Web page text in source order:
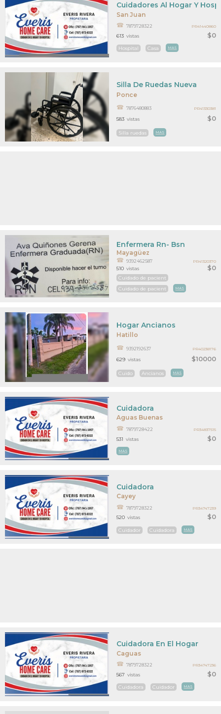
San Juan
$0
Cuidadores Al Hogar Y
7879728322
Hospital Casa MAS
613 vistas
PR41440860
Ponce
$0
Silla De Ruedas Nueva
7876480883
Silla ruedas MAS
583 vistas
PR41330381
Mayagüez
$0
Enfermera Rn- Bsn
9392462587
Cuidado de pacient
Cuidado de pacient
MAS
510 vistas
PR41320370
Hatillo
$10000
Hogar Ancianos
9392192637
Cuido Ancianos MAS
629 vistas
PR40238176
Aguas Buenas
$0
Cuidadora
7879728422
MAS
531 vistas
PR34837515
Cayey
$0
Cuidadora
7879728322
Cuidador Cuidadora MAS
520 vistas
PR34747239
Caguas
$0
Cuidadora En El Hogar
7879728322
Cuidadora Cuidador MAS
567 vistas
PR34747236